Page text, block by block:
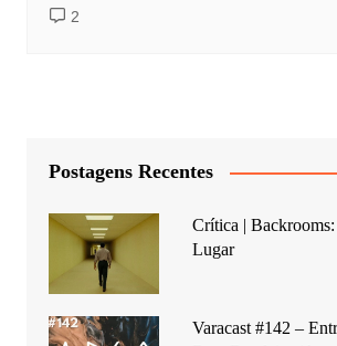
2
Postagens Recentes
Crítica |
Lugar
Varacast #142 –